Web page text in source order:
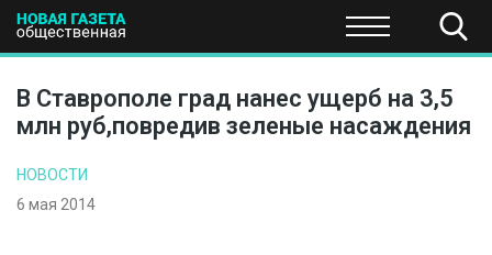
ПОЛИТИКА ЭКОНОМИКА НАУКА И
В Ставрополе град нанес ущерб на 3,5
млн руб,повредив зеленые насаждения
НОВОСТИ
6 мая 2014